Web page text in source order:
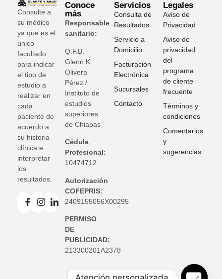
Consulte a
su médico
ya que es el
único
facultado
para indicar
el tipo de
estudio a
realizar en
cada
paciente de
acuerdo a
su historia
clínica e
interpretar
los
resultados.
Conoce
más
Responsable
sanitario:
Q.F.B.
Glenn K
Olivera
Pérez /
Instituto de
estudios
superiores
de Chiapas
Cédula
Profesional:
10474712
Autorización
COFEPRIS:
2409155056X00295
PERMISO
DE
PUBLICIDAD:
213300201A2378
Servicios
Consulta de
Resultados
Servicio a
Domicilio
Facturación
Electrónica
Sucursales
Contacto
Legales
Aviso de
Privacidad
Aviso de
privacidad
del
programa
de cliente
frecuente
Términos y
condiciones
Comentarios
y
sugerencias